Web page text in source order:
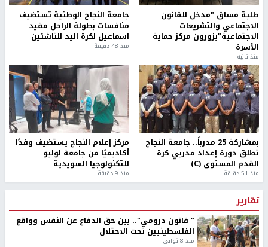
طلبة مساق "مدخل للقانون
الاجتماعي والتشريعات
الاجتماعية"يزورون مركز حماية
الأسرة
منذ ثانية
جامعة النجاح الوطنية تستضيف
منافسات بطولة الراحل مفيد
اسماعيل لكرة اليد للناشئين
منذ 48 دقيقة
بمشاركة 25 مدرباً.. جامعة النجاح
تطلق دورة إعداد مدربي كرة
القدم المستوى (C)
منذ 51 دقيقة
مركز إعلام النجاح يستضيف وفدًا
أكاديميًا من جامعة لوليو
للتكنولوجيا السويدية
منذ 9 دقيقة
تقارير
" قانون درومي".. بين حق الدفاع عن النفس وواقع
الفلسطينيين تحت الاحتلال
منذ 8 ثواني